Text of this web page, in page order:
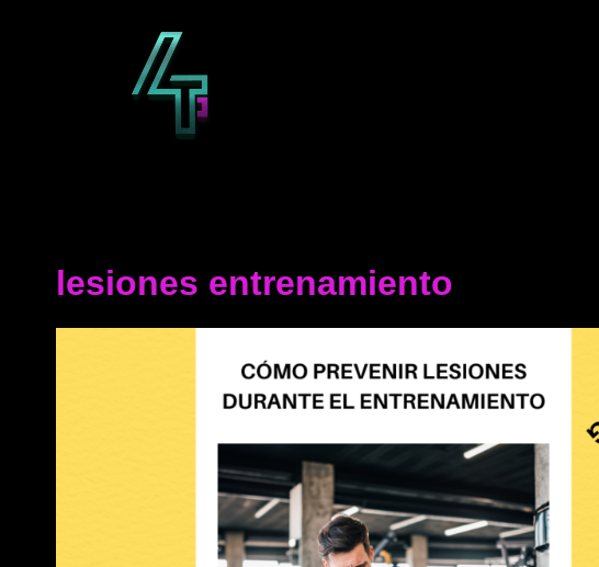
lesiones entrenamiento